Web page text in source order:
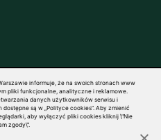
RESERVED
informuje, że na swoich stronach www
pliki funkcjonalne, analityczne i reklamowe.
danych użytkowników serwisu i
są w „Polityce cookies”. Aby zmienić
aby wyłączyć pliki cookies kliknij \"Nie
zgody\".